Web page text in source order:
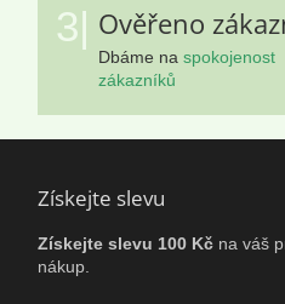
3| Ověřeno
Dbáme na spokojenost
zákazníků
Získejte slevu
Získejte slevu 100 Kč na váš
nákup.